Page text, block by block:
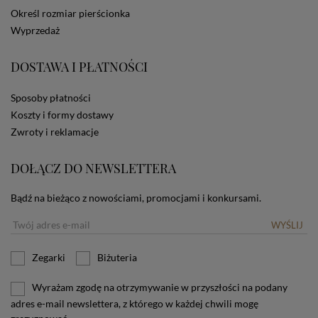
dotyczących cookies oznacza, że będą one
użytkownika. Jeżeli użytkownik nie wyraża zgody na
ustawienia swojej przeglądarki.
Określ rozmiar pierścionka
Wyprzedaż
DOSTAWA I PŁATNOŚCI
Sposoby płatności
Koszty i formy dostawy
Zwroty i reklamacje
DOŁĄCZ DO NEWSLETTERA
Bądź na bieżąco z nowościami, promocjami i konkursami.
WYŚLIJ
Zegarki Biżuteria
Wyrażam zgodę na otrzymywanie w przyszłości na podany
adres e-mail newslettera, z którego w każdej chwili mogę